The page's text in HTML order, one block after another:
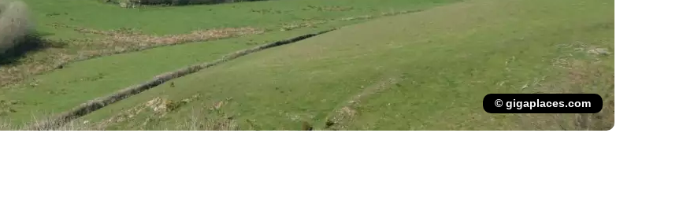
© gigaplaces.com